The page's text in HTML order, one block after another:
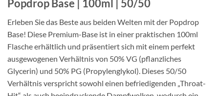
Popdrop Base | 100ml | 50/50
Erleben Sie das Beste aus beiden Welten mit der Popdrop
Base! Diese Premium-Base ist in einer praktischen 100ml
Flasche erhältlich und präsentiert sich mit einem perfekt
ausgewogenen Verhältnis von 50% VG (pflanzliches
Glycerin) und 50% PG (Propylenglykol). Dieses 50/50
Verhältnis verspricht sowohl einen befriedigenden „Throat-